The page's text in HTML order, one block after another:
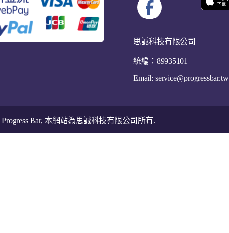
思誠科技有限公司
統編：89935101
Email: service@progressbar.tw
Progress Bar, 本網站為思誠科技有限公司所有.